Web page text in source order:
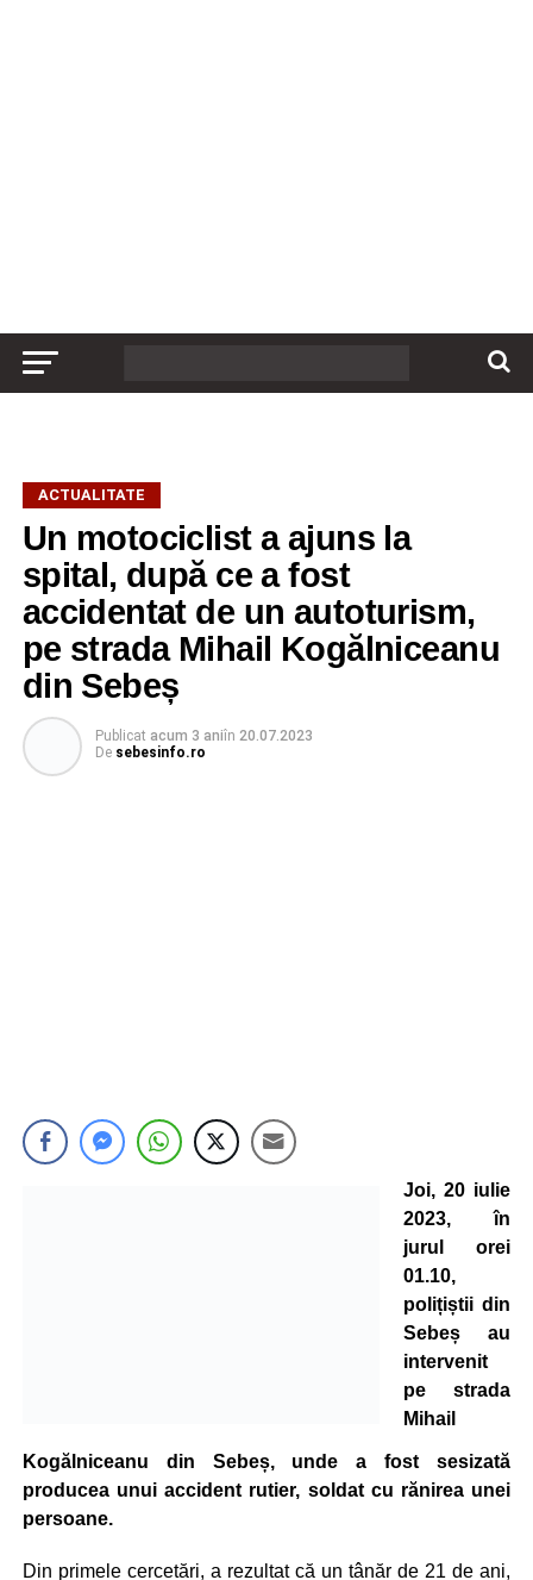
ACTUALITATE
Un motociclist a ajuns la
spital, după ce a fost
accidentat de un autoturism,
pe strada Mihail Kogălniceanu
din Sebeș
Publicat acum 3 aniîn 20.07.2023
De sebesinfo.ro
Joi, 20 iulie
2023, în
jurul orei
01.10,
polițiștii din
Sebeș au
intervenit
pe strada
Mihail
Kogălniceanu din Sebeș, unde a fost sesizată
producea unui accident rutier, soldat cu rănirea unei
persoane.
Din primele cercetări, a rezultat că un tânăr de 21 de ani,